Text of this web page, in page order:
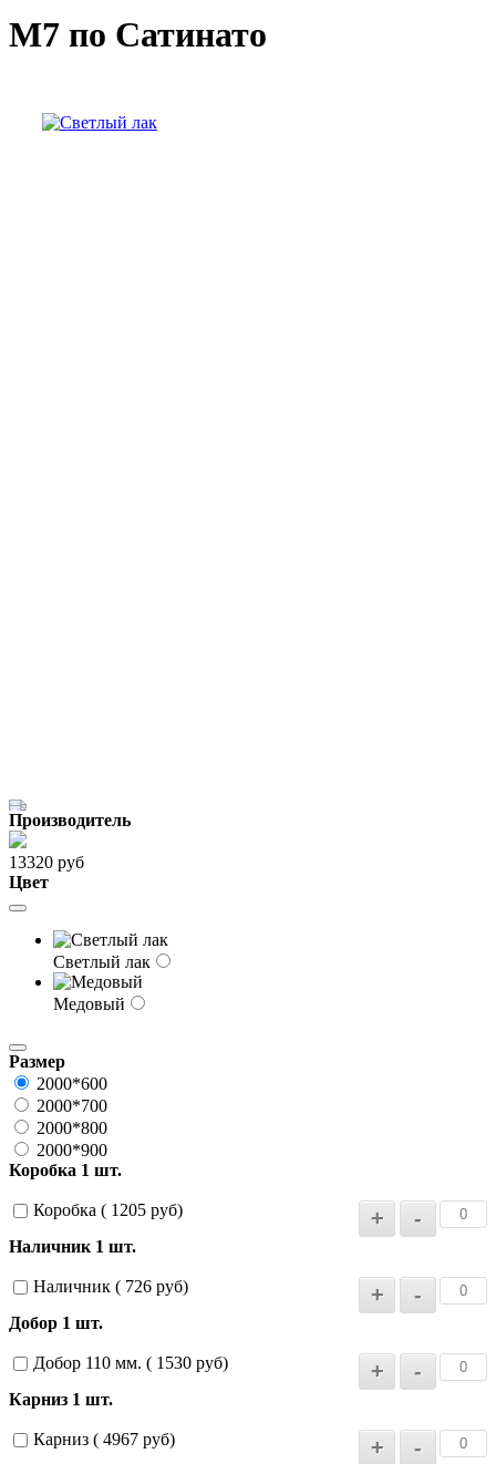
М7 по Сатинато
Производитель
13320 руб
Цвет
Светлый лак
Медовый
Размер
2000*600
2000*700
2000*800
2000*900
Коробка 1 шт.
Коробка ( 1205 руб)
Наличник 1 шт.
Наличник ( 726 руб)
Добор 1 шт.
Добор 110 мм. ( 1530 руб)
Карниз 1 шт.
Карниз ( 4967 руб)